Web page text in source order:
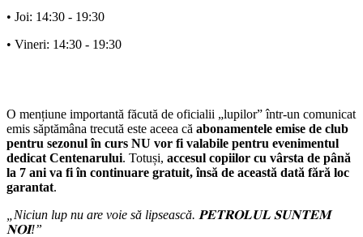
• Joi: 14:30 - 19:30
• Vineri: 14:30 - 19:30
O mențiune importantă făcută de oficialii „lupilor” într-un comunicat
emis săptămâna trecută este aceea că abonamentele emise de club
pentru sezonul în curs NU vor fi valabile pentru evenimentul
dedicat Centenarului. Totuși, accesul copiilor cu vârsta de până
la 7 ani va fi în continuare gratuit, însă de această dată fără loc
garantat.
„Niciun lup nu are voie să lipsească. 𝐏𝐄𝐓𝐑𝐎𝐋𝐔𝐋 𝐒𝐔𝐍𝐓𝐄𝐌
𝐍𝐎𝐈!”